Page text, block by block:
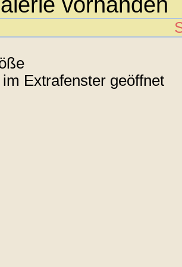
Extrafenster geöffnet